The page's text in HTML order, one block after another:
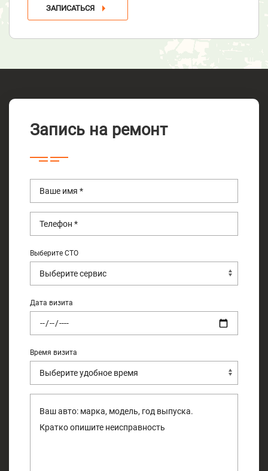
ЗАПИСАТЬСЯ
Запись на ремонт
Выберите СТО
Дата визита
Время визита